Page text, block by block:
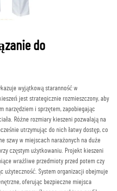
do
wyjątkową staranność w
jest strategicznie rozmieszczony, aby
narzędziem i sprzętem, zapobiegając
Różne rozmiary kieszeni pozwalają na
utrzymując do nich łatwy dostęp, co
szwy w miejscach narażonych na duże
częstym użytkowaniu. Projekt kieszeni
wrażliwe przedmioty przed potem czy
użyteczność. System organizacji obejmuje
oferując bezpieczne miejsca